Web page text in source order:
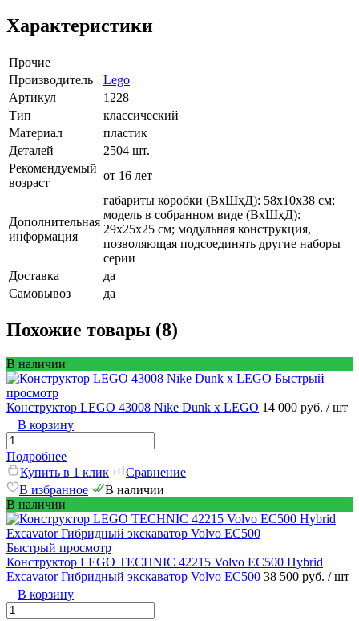
Характеристики
Прочие
Производитель
Lego
Артикул
1228
Тип
классический
Материал
пластик
Деталей
2504 шт.
Рекомендуемый
возраст
от 16 лет
Дополнительная
информация
габариты коробки (ВхШхД): 58х10х38 см;
модель в собранном виде (ВхШхД):
29х25х25 см; модульная конструкция,
позволяющая подсоединять другие наборы
серии
Доставка
да
Самовывоз
да
Похожие товары (8)
В наличии
Быстрый
просмотр
Конструктор LEGO 43008 Nike Dunk x LEGO 14 000 руб. / шт
В корзину
Подробнее
Купить в 1 клик
Сравнение
В избранное
В наличии
В наличии
Быстрый просмотр
Конструктор LEGO TECHNIC 42215 Volvo EC500 Hybrid
Excavator Гибридный экскаватор Volvo EC500 38 500 руб. / шт
В корзину